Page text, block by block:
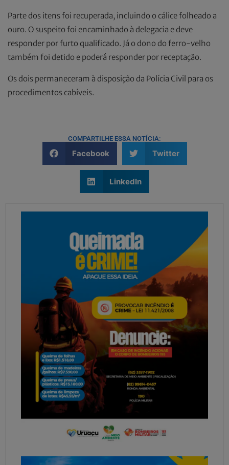
Parte dos itens foi recuperada, incluindo o cálice folheado a
ouro. O suspeito foi encaminhado à delegacia e deve
responder por furto qualificado. Já o dono do ferro-velho
também foi detido e poderá responder por receptação.
Os dois permaneceram à disposição da Polícia Civil para os
procedimentos cabíveis.
COMPARTILHE ESSA NOTÍCIA:
Facebook Twitter
LinkedIn